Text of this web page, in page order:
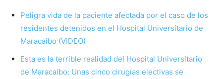
Peligra vida de la paciente afectada por el caso de los
residentes detenidos en el Hospital Universitario de
Maracaibo (VIDEO)
Esta es la terrible realidad del Hospital Universitario
de Maracaibo: Unas cinco cirugías electivas se